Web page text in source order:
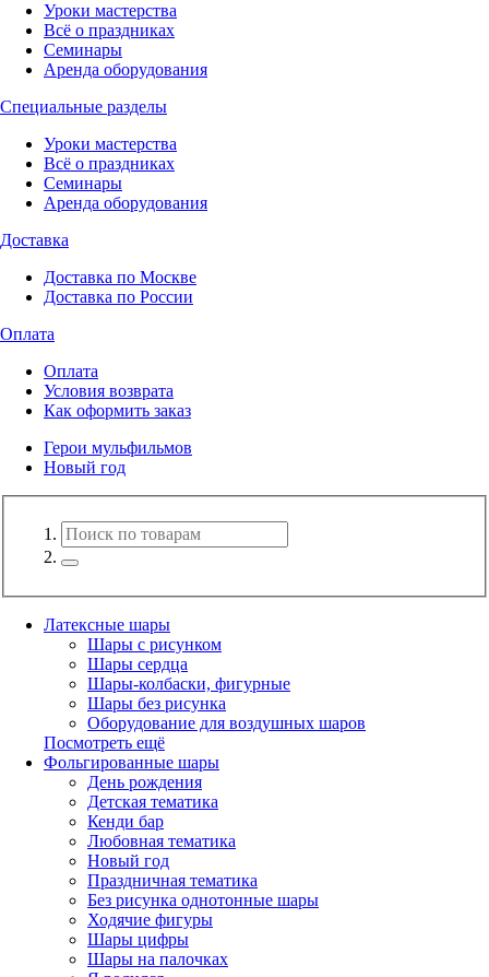
Уроки мастерства
Всё о праздниках
Семинары
Аренда оборудования
Специальные разделы
Уроки мастерства
Всё о праздниках
Семинары
Аренда оборудования
Доставка
Доставка по Москве
Доставка по России
Оплата
Оплата
Условия возврата
Как оформить заказ
Герои мульфильмов
Новый год
Латексные шары
Шары с рисунком
Шары сердца
Шары-колбаски, фигурные
Шары без рисунка
Оборудование для воздушных шаров
Посмотреть ещё
Фольгированные шары
День рождения
Детская тематика
Кенди бар
Любовная тематика
Новый год
Праздничная тематика
Без рисунка однотонные шары
Ходячие фигуры
Шары цифры
Шары на палочках